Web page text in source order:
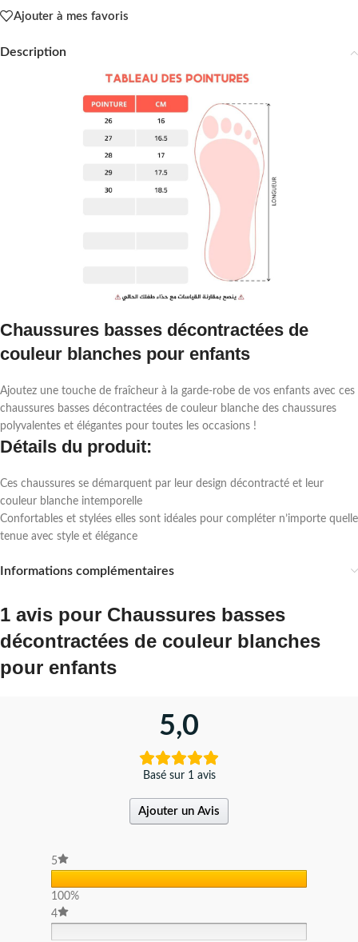
Ajouter à mes favoris
Description
Chaussures basses décontractées de
couleur blanches pour enfants
Ajoutez une touche de fraîcheur à la garde-robe de vos enfants avec ces
chaussures basses décontractées de couleur blanche des chaussures
polyvalentes et élégantes pour toutes les occasions !
Détails du produit:
Ces chaussures se démarquent par leur design décontracté et leur
couleur blanche intemporelle
Confortables et stylées elles sont idéales pour compléter n’importe quelle
tenue avec style et élégance
Informations complémentaires
1 avis pour Chaussures basses
décontractées de couleur blanches
pour enfants
5,0
Basé sur 1 avis
Ajouter un Avis
5
100%
4